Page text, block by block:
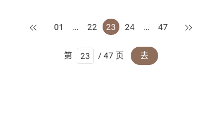
上一页
01 … 22 23 24 … 47 下一页
第 / 47 页 去